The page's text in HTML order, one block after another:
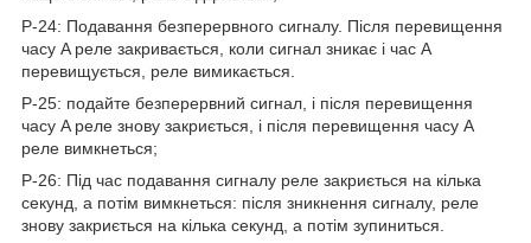
P-24: Подавання безперервного сигналу. Після перевищення
часу A реле закривається, коли сигнал зникає і час A
перевищується, реле вимикається.
P-25: подайте безперервний сигнал, і після перевищення
часу A реле знову закриється, і після перевищення часу A
реле вимкнеться;
P-26: Під час подавання сигналу реле закриється на кілька
секунд, а потім вимкнеться: після зникнення сигналу, реле
знову закриється на кілька секунд, а потім зупиниться.